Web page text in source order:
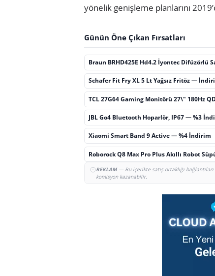
yönelik genişleme planlarını
Günün Öne Çıkan Fırsatları
Braun BRHD425E Hd4.2 İyontec
Schafer Fit Fry XL 5 Lt Yağsız Fritöz —
TCL 27G64 Gaming Monitörü 27\" 180Hz
JBL Go4 Bluetooth Hoparlör, IP67 — %3
Xiaomi Smart Band 9 Active — %4 İndirim
Roborock Q8 Max Pro Plus Akıllı Robot
REKLAM— Bu içerikte satış ortaklığı
komisyon kazanabilir.